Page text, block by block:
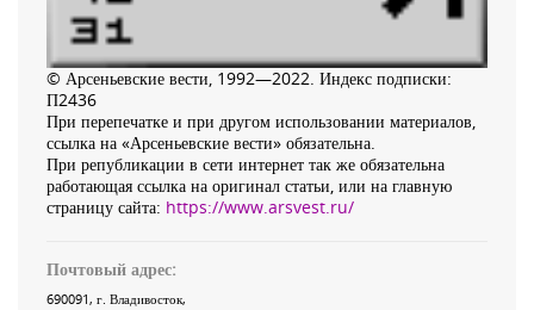
© Арсеньевские вести, 1992—2022. Индекс подписки:
П2436
При перепечатке и при другом использовании материалов,
ссылка на «Арсеньевские вести» обязательна.
При републикации в сети интернет так же обязательна
работающая ссылка на оригинал статьи, или на главную
страницу сайта: https://www.arsvest.ru/
Почтовый адрес:
690091, г. Владивосток,